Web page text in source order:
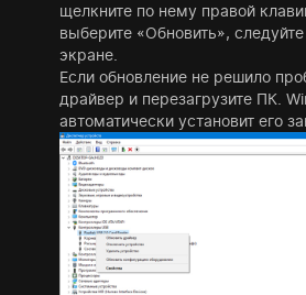
щелкните по нему правой
выберите «Обновить»,
экране.
Если обновление не решило
драйвер и перезагрузите ПК.
автоматически установит его